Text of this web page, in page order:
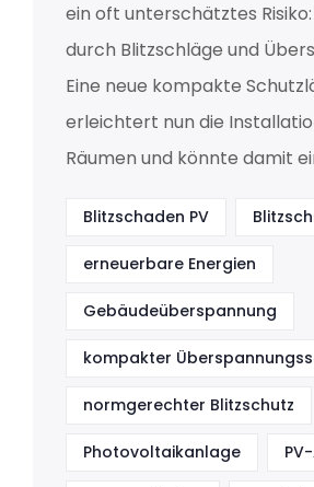
ein oft unterschätztes
durch Blitzschläge und
Eine neue kompakte
erleichtert nun die
Räumen und könnte damit
Blitzschaden PV
erneuerbare Energien
Gebäudeüberspannung
kompakter
normgerechter Blitzschutz
Photovoltaikanlage